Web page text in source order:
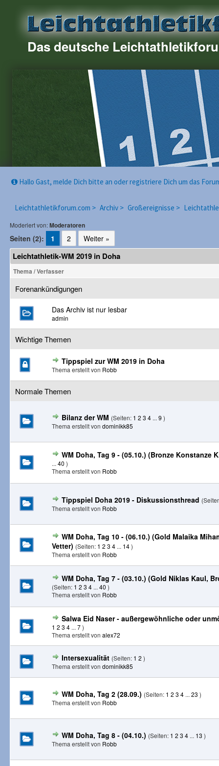
Das deutsche
Hallo Gast, melde Dich bitte an oder registriere Dich um das
Leichtathletikforum.com > Archiv > Großereignisse >
Moderiert von:Moderatoren
Seiten (2): 1 2 Weiter »
Leichtathletik-WM 2019 in Doha
Thema /Verfasser
Forenankündigungen
Das Archiv ist nur lesbar
admin
Wichtige Themen
Tippspiel zur WM 2019 in Doha
Thema erstellt von Robb
Normale Themen
Bilanz der WM (Seiten: 1 2 3 4 ... 9 )
Thema erstellt von dominikk85
WM Doha, Tag 9 - (05.10.) (Bronze Konstanze
... 40 )
Thema erstellt von Robb
Tippspiel Doha 2019 - Diskussionsthread
Thema erstellt von Robb
WM Doha, Tag 10 - (06.10.) (Gold Malaika
Vetter) (Seiten: 1 2 3 4 ... 14)
Thema erstellt von Robb
WM Doha, Tag 7 - (03.10.) (Gold Niklas Kaul,
(Seiten: 1 2 3 4 ... 40 )
Thema erstellt von Robb
Salwa Eid Naser - außergewöhnliche oder
1 2 3 4 ... 7)
Thema erstellt von alex72
Intersexualität (Seiten: 1 2 )
Thema erstellt von dominikk85
WM Doha, Tag 2 (28.09.) (Seiten: 1 2 3 4 ... 23 )
Thema erstellt von Robb
WM Doha, Tag 8 - (04.10.) (Seiten: 1 2 3 4 ... 13 )
Thema erstellt von Robb